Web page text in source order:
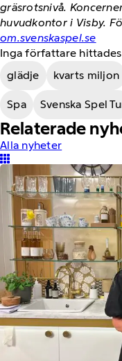
gräsrotsnivå.
huvudkontor i Visby.
om.svenskaspel.se
Inga författare hittades
glädje
kvarts miljon
Spa Svenska Spel
Relaterade
Alla nyheter